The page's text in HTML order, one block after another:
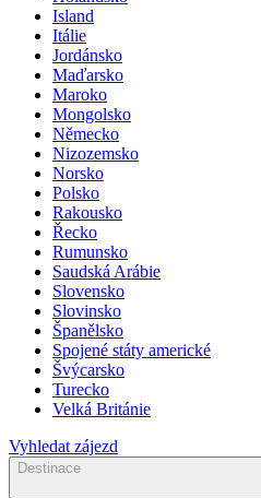
Island
Itálie
Jordánsko
Maďarsko
Maroko
Mongolsko
Německo
Nizozemsko
Norsko
Polsko
Rakousko
Řecko
Rumunsko
Saudská Arábie
Slovensko
Slovinsko
Španělsko
Spojené státy americké
Švýcarsko
Turecko
Velká Británie
Vyhledat zájezd
Destinace